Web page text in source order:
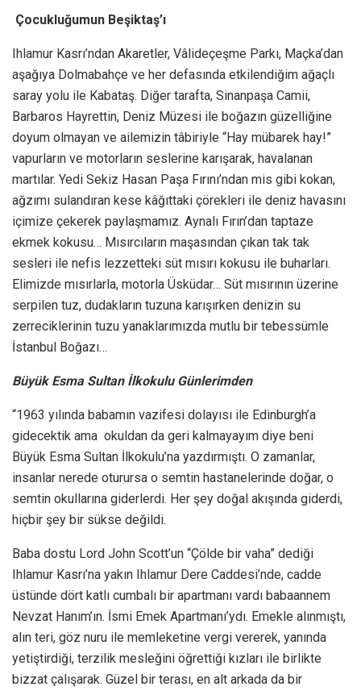
Çocukluğumun Beşiktaş’ı
Ihlamur Kasrı’ndan Akaretler, Vâlideçeşme Parkı, Maçka’dan
aşağıya Dolmabahçe ve her defasında etkilendiğim ağaçlı
saray yolu ile Kabataş. Diğer tarafta, Sinanpaşa Camii,
Barbaros Hayrettin, Deniz Müzesi ile boğazın güzelliğine
doyum olmayan ve ailemizin tâbiriyle “Hay mübarek hay!”
vapurların ve motorların seslerine karışarak, havalanan
martılar. Yedi Sekiz Hasan Paşa Fırını’ndan mis gibi kokan,
ağzımı sulandıran kese kâğıttaki çörekleri ile deniz havasını
içimize çekerek paylaşmamız. Aynalı Fırın’dan taptaze
ekmek kokusu… Mısırcıların maşasından çıkan tak tak
sesleri ile nefis lezzetteki süt mısırı kokusu ile buharları.
Elimizde mısırlarla, motorla Üsküdar… Süt mısırının üzerine
serpilen tuz, dudakların tuzuna karışırken denizin su
zerreciklerinin tuzu yanaklarımızda mutlu bir tebessümle
İstanbul Boğazı…
Büyük Esma Sultan İlkokulu Günlerimden
“1963 yılında babamın vazifesi dolayısı ile Edinburgh’a
gidecektik ama okuldan da geri kalmayayım diye beni
Büyük Esma Sultan İlkokulu’na yazdırmıştı. O zamanlar,
insanlar nerede oturursa o semtin hastanelerinde doğar, o
semtin okullarına giderlerdi. Her şey doğal akışında giderdi,
hiçbir şey bir sükse değildi.
Baba dostu Lord John Scott’un “Çölde bir vaha” dediği
Ihlamur Kasrı’na yakın Ihlamur Dere Caddesi’nde, cadde
üstünde dört katlı cumbalı bir apartmanı vardı babaannem
Nevzat Hanım’ın. İsmi Emek Apartmanı’ydı. Emekle alınmıştı,
alın teri, göz nuru ile memleketine vergi vererek, yanında
yetiştirdiği, terzilik mesleğini öğrettiği kızları ile birlikte
bizzat çalışarak. Güzel bir terası, en alt arkada da bir